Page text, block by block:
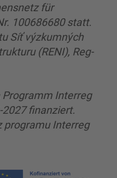
für
100686680 statt.
Síť výzkumných
(RENI), Reg-
Interreg
finanziert.
programu Interreg